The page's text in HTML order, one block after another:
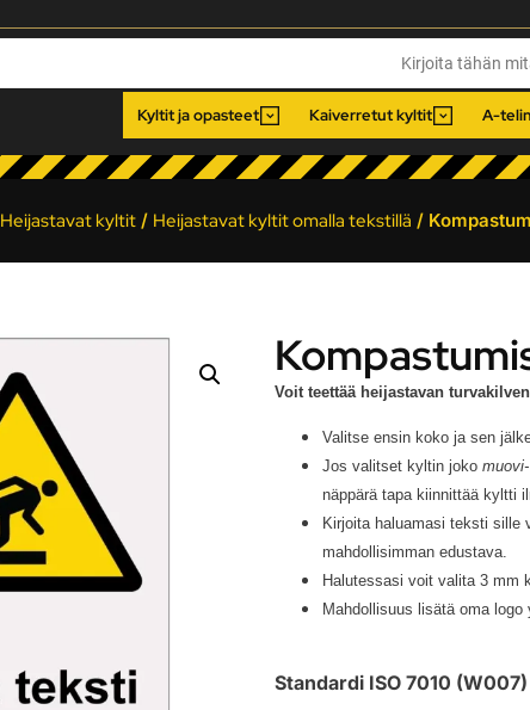
Kyltit ja opasteet Kaiverretut kyltit A-
Heijastavat kyltit/ Heijastavat kyltit omalla tekstillä /
Voit teettää heijastavan
Valitse ensin koko ja sen
Jos valitset kyltin joko
näppärä tapa kiinnittää kyltti
Kirjoita haluamasi teksti sille
mahdollisimman edustava.
Halutessasi voit valita 3 mm
Mahdollisuus lisätä oma
Standardi ISO 7010 (W007)